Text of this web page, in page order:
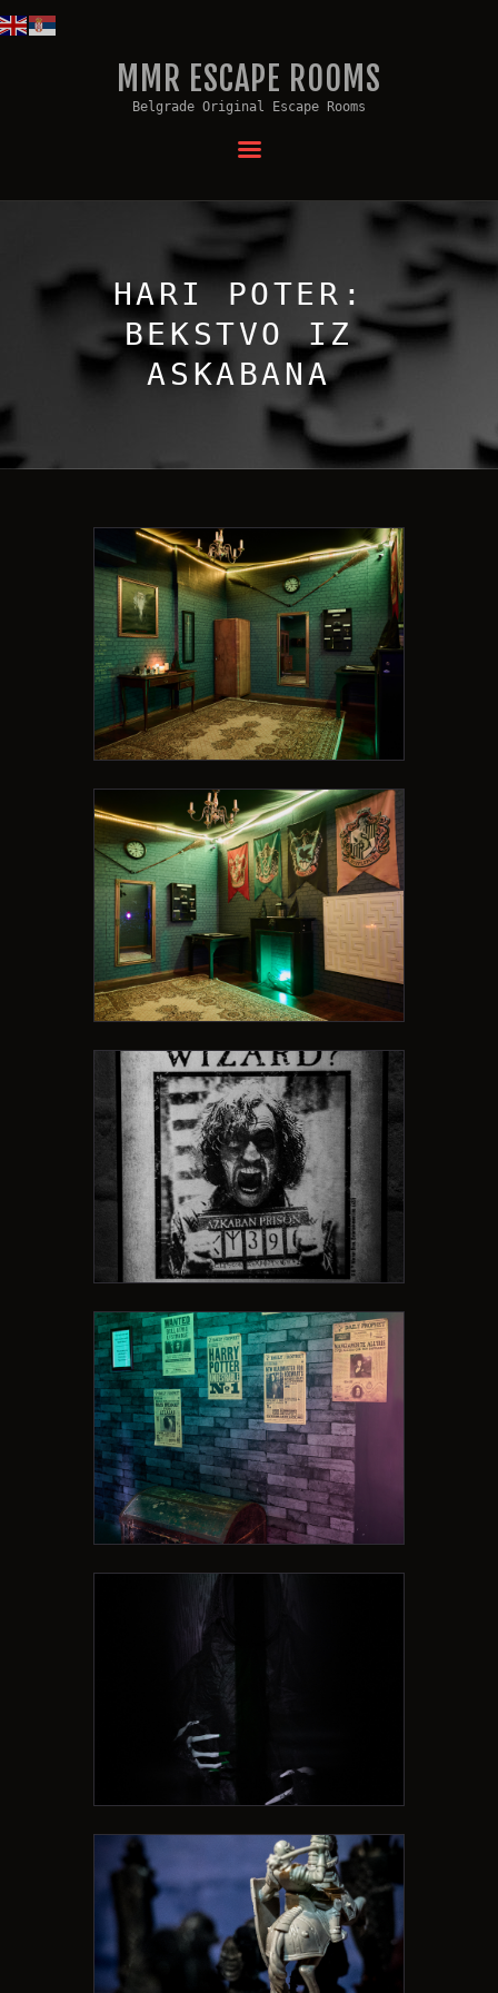
MMR ESCAPE ROOMS
Belgrade Original Escape Rooms
HARI POTER:
BEKSTVO IZ
ASKABANA
MMR ESCAPE ROOMS
Belgrade Original Escape Rooms
ŠTA JE ESCAPE ROOM?
PROSLAVA ROĐENDANA
KONTAKT
VAUČERI